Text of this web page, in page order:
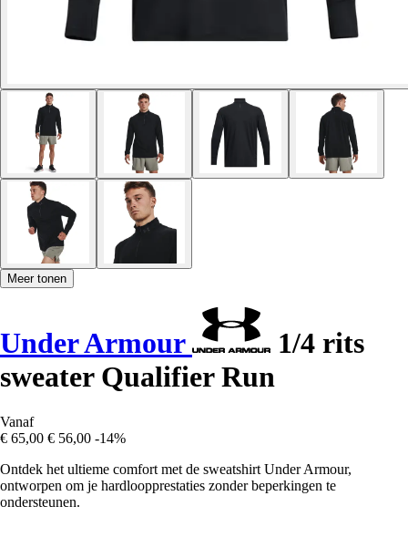
Meer tonen
Under Armour
1/4 rits
sweater Qualifier Run
Vanaf
€ 65,00 € 56,00 -14%
Ontdek het ultieme comfort met de sweatshirt Under Armour,
ontworpen om je hardloopprestaties zonder beperkingen te
ondersteunen.